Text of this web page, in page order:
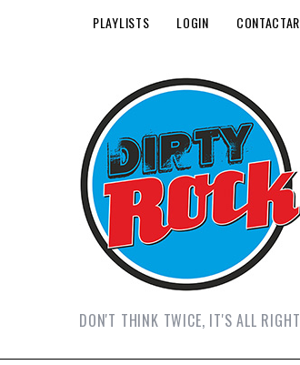
PLAYLISTS LOGIN CONTACTAR
DON'T THINK TWICE, IT'S ALL RIGHT